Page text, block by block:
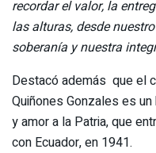
recordar el valor, la
las alturas, desde
soberanía y nuestra
Destacó además que el
Quiñones Gonzales es
y amor a la Patria, que
con Ecuador, en 1941.